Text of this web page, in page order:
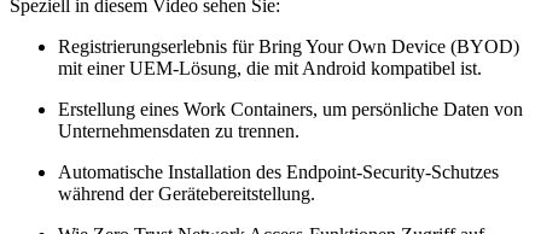
Speziell in diesem Video sehen Sie:
Registrierungserlebnis für Bring Your Own Device (BYOD)
mit einer UEM-Lösung, die mit Android kompatibel ist.
Erstellung eines Work Containers, um persönliche Daten von
Unternehmensdaten zu trennen.
Automatische Installation des Endpoint-Security-Schutzes
während der Gerätebereitstellung.